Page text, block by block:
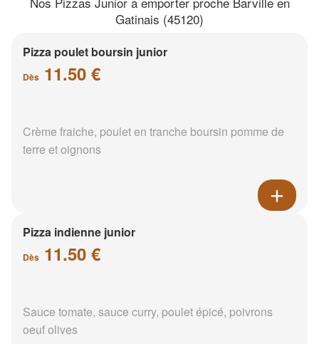
Gatinais (45120)
Pizza poulet boursin junior
Dès 11.50 €
Crème fraiche, poulet en tranche boursin pomme de
terre et oignons
Pizza indienne junior
Dès 11.50 €
Sauce tomate, sauce curry, poulet épicé, poivrons
oeuf olives